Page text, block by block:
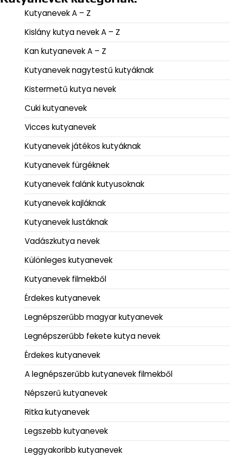
Kutyanevek A – Z
Kislány kutya nevek A – Z
Kan kutyanevek A – Z
Kutyanevek nagytestű kutyáknak
Kistermetű kutya nevek
Cuki kutyanevek
Vicces kutyanevek
Kutyanevek játékos kutyáknak
Kutyanevek fürgéknek
Kutyanevek falánk kutyusoknak
Kutyanevek kajláknak
Kutyanevek lustáknak
Vadászkutya nevek
Különleges kutyanevek
Kutyanevek filmekből
Érdekes kutyanevek
Legnépszerűbb magyar kutyanevek
Legnépszerűbb fekete kutya nevek
Érdekes kutyanevek
A legnépszerűbb kutyanevek filmekből
Népszerű kutyanevek
Ritka kutyanevek
Legszebb kutyanevek
Leggyakoribb kutyanevek